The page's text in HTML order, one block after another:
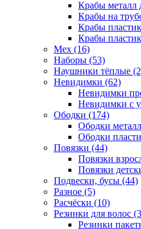
Крабы металл
Крабы на
Крабы
Крабы
Мех (16)
Наборы (53)
Наушники тёплые
Невидимки (62)
Невидимки
Невидимки с
Ободки (174)
Ободки
Ободки
Повязки (44)
Повязки
Повязки
Подвески, бусы (44)
Разное (5)
Расчёски (10)
Резинки для волос
Резинки